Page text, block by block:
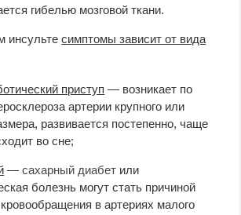
гибелью мозговой ткани.
инсультесимптомы зависит от вида
приступ — возникает по
артерии крупного или
развивается постепенно, чаще
во сне;
—сахарный диабет или
болезнь могут стать причиной
в артериях малого